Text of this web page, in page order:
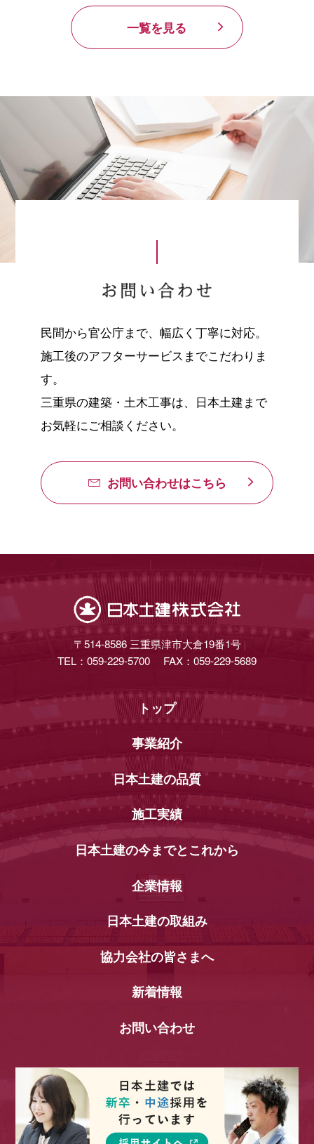
一覧を見る
民間から官公庁まで、幅広く丁寧に対応。
施工後のアフターサービスまでこだわりま
す。
三重県の建築・土木工事は、日本土建まで
お気軽にご相談ください。
お問い合わせはこちら
〒514-8586三重県津市大倉19番1号
TEL：059-229-5700
FAX：059-229-5689
トップ
事業紹介
日本土建の品質
施工実績
日本土建の今までとこれから
企業情報
日本土建の取組み
協力会社の皆さまへ
新着情報
お問い合わせ